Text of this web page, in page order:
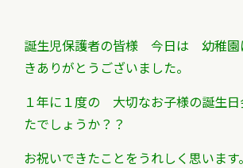
誕生児保護者の皆様 今日は 幼稚園
きありがとうございました。
１年に１度の 大切なお子様の誕生
たでしょうか？？
お祝いできたことをうれしく思います。